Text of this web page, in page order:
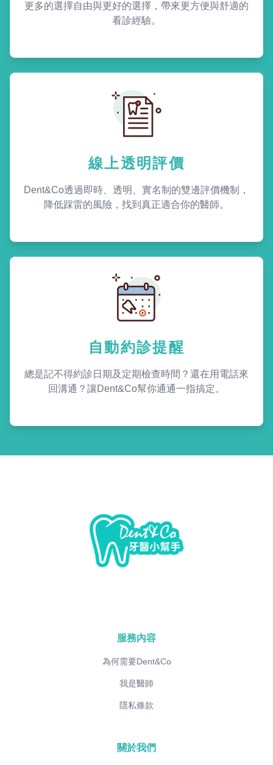
更多的選擇自由與更好的選擇，帶來更方便與舒適的
看診經驗。
線上透明評價
Dent&Co透過即時、透明、實名制的雙邊評價機制，
降低踩雷的風險，找到真正適合你的醫師。
自動約診提醒
總是記不得約診日期及定期檢查時間？還在用電話來
回溝通？讓Dent&Co幫你通通一指搞定。
服務內容
為何需要Dent&Co
我是醫師
隱私條款
關於我們